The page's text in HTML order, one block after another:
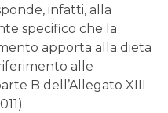
infatti, alla
specifico che la
apporta alla dieta
alle
B dell’Allegato XIII